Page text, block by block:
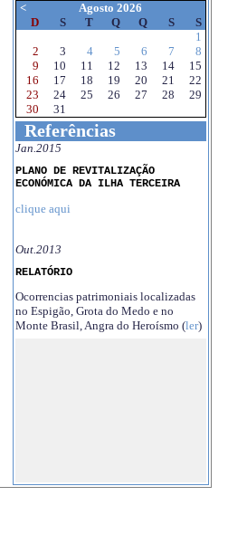
<
Agosto 2026
D
S T Q Q S
S
1
2
3 4 5 6 7
8
9
10 11 12 13 14
15
16
17 18 19 20 21
22
23
24 25 26 27 28
29
30
31
Referências
Jan.2015
PLANO DE REVITALIZAÇÃO
ECONÓMICA DA ILHA TERCEIRA
clique aqui
Out.2013
RELATÓRIO
Ocorrencias patrimoniais localizadas
no Espigão, Grota do Medo e no
Monte Brasil, Angra do Heroísmo (ler)